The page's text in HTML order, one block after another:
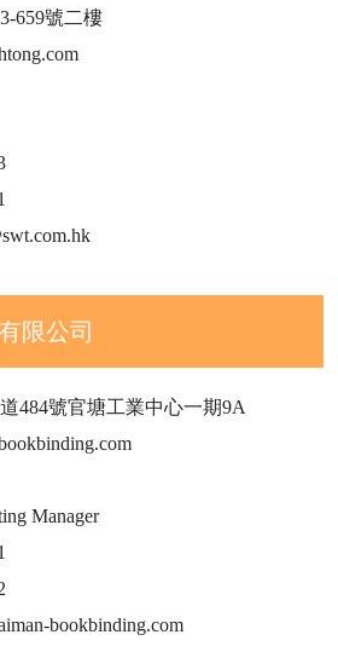
659號二樓
限公司
484號官塘工業中心一期9A
Manager
bookbinding.com